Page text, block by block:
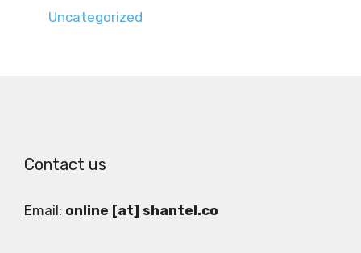
Uncategorized
Contact us
Email: online [at] shantel.co